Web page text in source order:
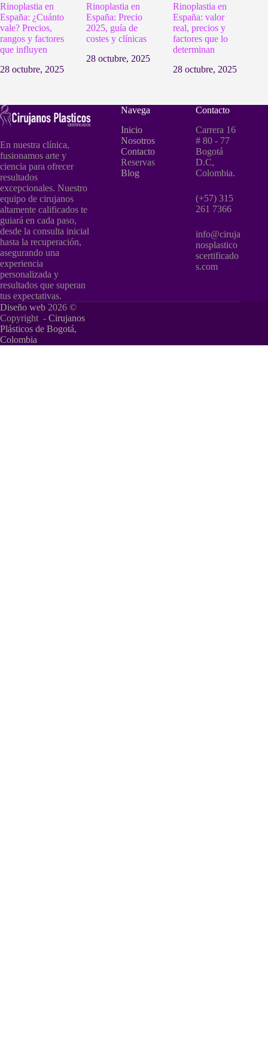
Rinoplastia en
España: ¿Cuánto
vale? Precios,
rangos y factores
que influyen
28 octubre, 2025
Rinoplastia en
España: Precio
2025, guía de
costes y clínicas
28 octubre, 2025
Rinoplastia en
España: valor
real, precios y
factores que lo
determinan
28 octubre, 2025
En nuestra clínica,
fusionamos arte y
ciencia para ofrecer
resultados
excepcionales. Nuestro
equipo de cirujanos
altamente calificados te
guiará en cada paso,
desde la consulta inicial
hasta la recuperación,
asegurando una
experiencia
personalizada y
resultados que superan
tus expectativas.
Navega
Inicio
Nosotros
Contacto
Reservas
Blog
Contacto
Carrera 16
# 80 - 77
Bogotá
D.C,
Colombia.
(+57) 315
261 7366
info@ciruja
nosplastico
scertificado
s.com
Diseño web 2026 ©
Copyright - Cirujanos
Plásticos de Bogotá,
Colombia